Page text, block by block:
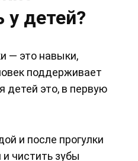
детей?
— это навыки,
поддерживает
детей это, в первую
и после прогулки
чистить зубы